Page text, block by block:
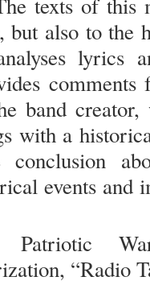
texts of this
also to the
lyrics
band
with a
events and
“Radio